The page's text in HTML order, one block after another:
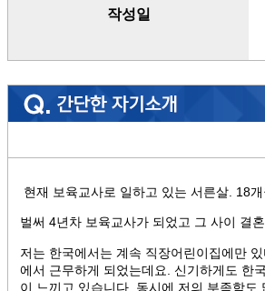
작성일
현재 보육교사로 일하고 있는 서른살. 18
벌써 4년차 보육교사가 되었고 그 사이 결
저는 한국에서는 계속 직장어린이집에만
에서 근무하게 되었는데요. 신기하게도 한
이 느끼고 있습니다. 동시에 저의 부족함